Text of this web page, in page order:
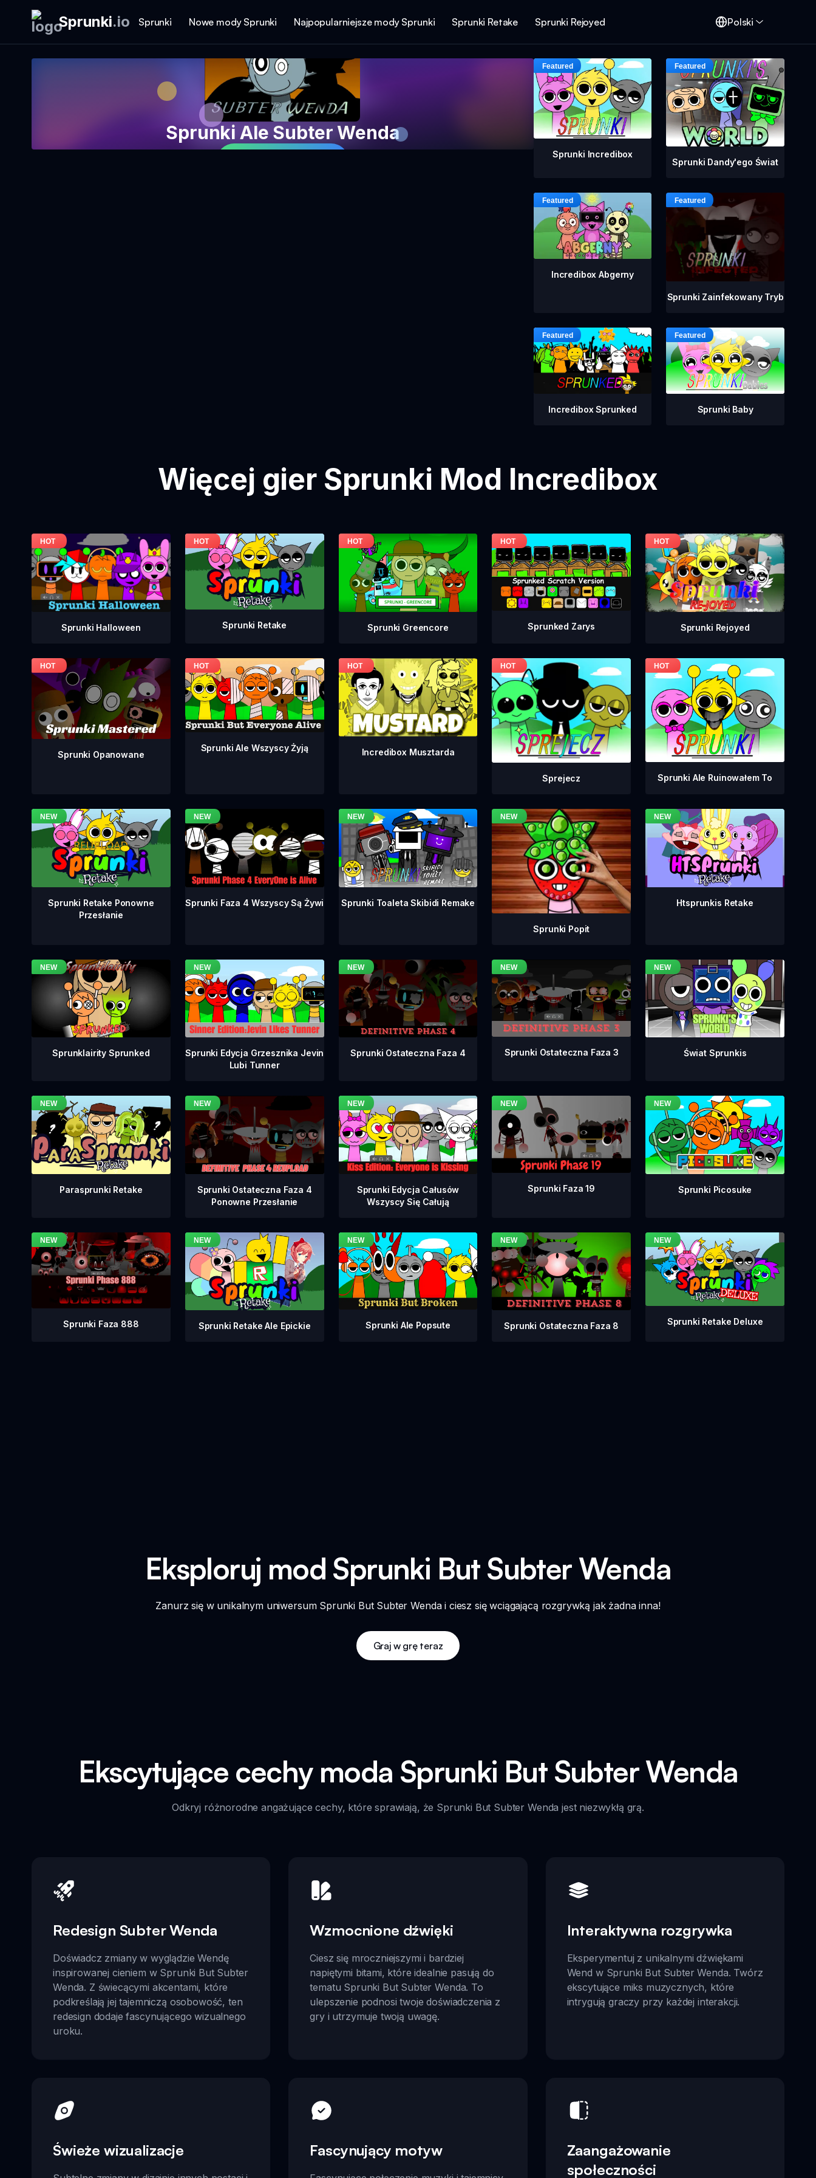
Sprunki.io Sprunki Nowe mody Sprunki Najpopularniejsze mody Sprunki Sprunki Retake Sprunki Rejoyed Polski
Sprunki Ale Subter Wenda
Sprunki Incredibox
Sprunki Dandy'ego Świat
Incredibox Abgerny
Sprunki Zainfekowany Tryb
Incredibox Sprunked Sprunki Baby
Więcej gier Sprunki Mod Incredibox
Sprunki Halloween Sprunki Retake Sprunki Greencore Sprunked Zarys Sprunki Rejoyed
Sprunki Opanowane
Sprunki Ale Wszyscy Żyją Incredibox Musztarda
Sprejecz Sprunki Ale Ruinowałem To
Sprunki Retake Ponowne
Przesłanie
Sprunki Faza 4 Wszyscy Są Żywi Sprunki Toaleta Skibidi Remake
Sprunki Popit
Htsprunkis Retake
Sprunklairity Sprunked
Sprunki Edycja Grzesznika Jevin
Lubi Tunner
Sprunki Ostateczna Faza 4 Sprunki Ostateczna Faza 3 Świat Sprunkis
Parasprunki Retake
Sprunki Ostateczna Faza 4
Ponowne Przesłanie
Sprunki Edycja Całusów
Wszyscy Się Całują
Sprunki Faza 19 Sprunki Picosuke
Sprunki Faza 888 Sprunki Retake Ale Epickie Sprunki Ale Popsute Sprunki Ostateczna Faza 8 Sprunki Retake Deluxe
Eksploruj mod Sprunki But Subter Wenda
Zanurz się w unikalnym uniwersum Sprunki But Subter Wenda i ciesz się wciągającą rozgrywką jak żadna inna!
Graj w grę teraz
Ekscytujące cechy moda Sprunki But Subter Wenda
Odkryj różnorodne angażujące cechy, które sprawiają, że Sprunki But Subter Wenda jest niezwykłą grą.
Redesign Subter Wenda
Doświadcz zmiany w wyglądzie Wendę
inspirowanej cieniem w Sprunki But Subter
Wenda. Z świecącymi akcentami, które
podkreślają jej tajemniczą osobowość, ten
redesign dodaje fascynującego wizualnego
uroku.
Wzmocnione dźwięki
Ciesz się mroczniejszymi i bardziej
napiętymi bitami, które idealnie pasują do
tematu Sprunki But Subter Wenda. To
ulepszenie podnosi twoje doświadczenia z
gry i utrzymuje twoją uwagę.
Interaktywna rozgrywka
Eksperymentuj z unikalnymi dźwiękami
Wend w Sprunki But Subter Wenda. Twórz
ekscytujące miks muzycznych, które
intrygują graczy przy każdej interakcji.
Świeże wizualizacje Fascynujący motyw
Zaangażowanie
społeczności